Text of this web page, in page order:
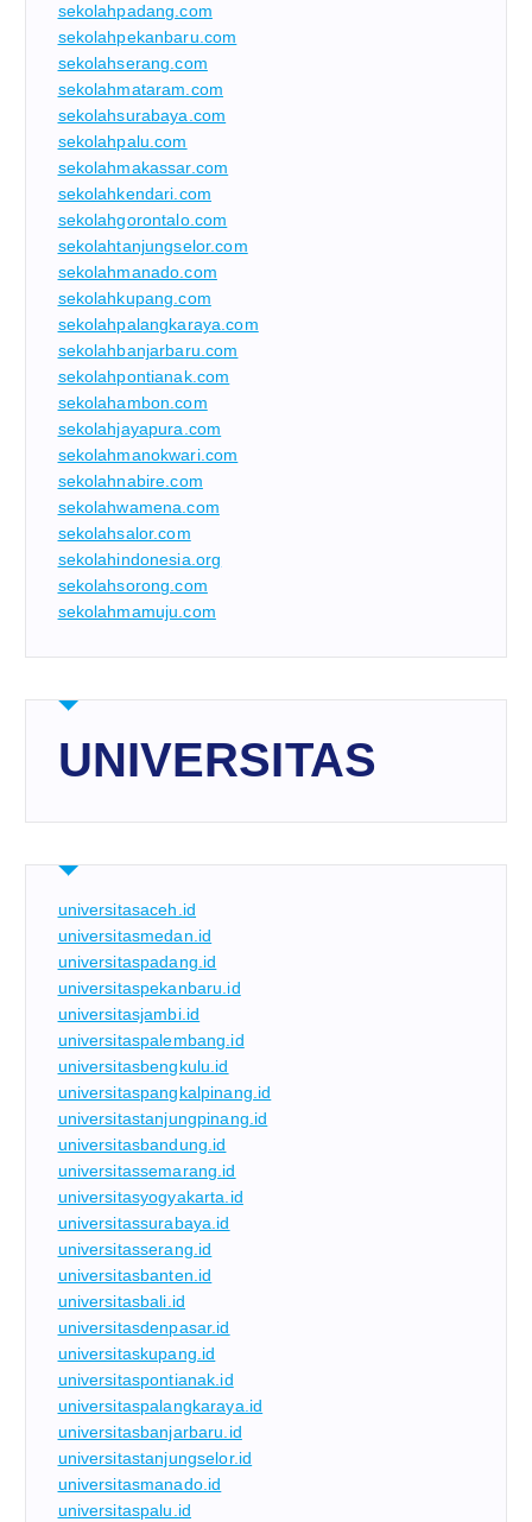
sekolahpadang.com
sekolahpekanbaru.com
sekolahserang.com
sekolahmataram.com
sekolahsurabaya.com
sekolahpalu.com
sekolahmakassar.com
sekolahkendari.com
sekolahgorontalo.com
sekolahtanjungselor.com
sekolahmanado.com
sekolahkupang.com
sekolahpalangkaraya.com
sekolahbanjarbaru.com
sekolahpontianak.com
sekolahambon.com
sekolahjayapura.com
sekolahmanokwari.com
sekolahnabire.com
sekolahwamena.com
sekolahsalor.com
sekolahindonesia.org
sekolahsorong.com
sekolahmamuju.com
UNIVERSITAS
universitasaceh.id
universitasmedan.id
universitaspadang.id
universitaspekanbaru.id
universitasjambi.id
universitaspalembang.id
universitasbengkulu.id
universitaspangkalpinang.id
universitastanjungpinang.id
universitasbandung.id
universitassemarang.id
universitasyogyakarta.id
universitassurabaya.id
universitasserang.id
universitasbanten.id
universitasbali.id
universitasdenpasar.id
universitaskupang.id
universitaspontianak.id
universitaspalangkaraya.id
universitasbanjarbaru.id
universitastanjungselor.id
universitasmanado.id
universitaspalu.id